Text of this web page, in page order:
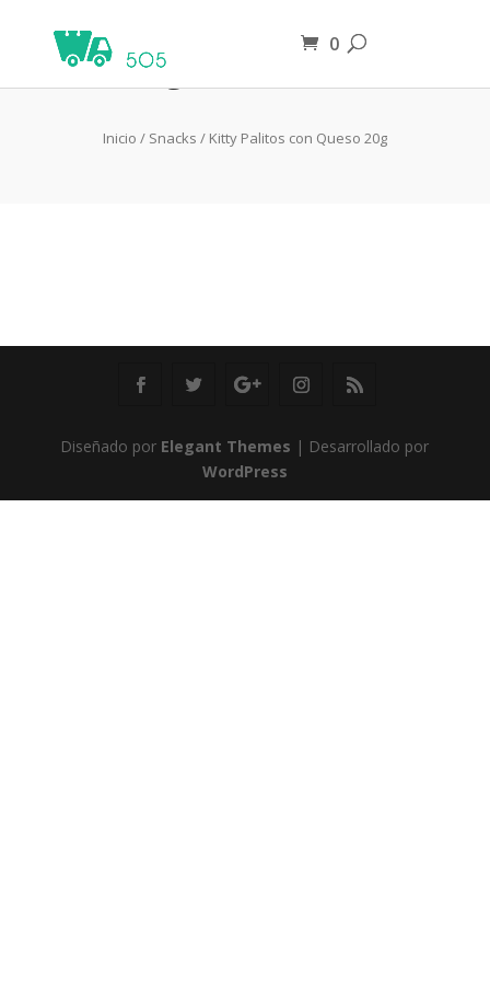
0
Agua Alcalina
Inicio / Snacks / Kitty Palitos con Queso 20g
Diseñado por Elegant Themes | Desarrollado por
WordPress